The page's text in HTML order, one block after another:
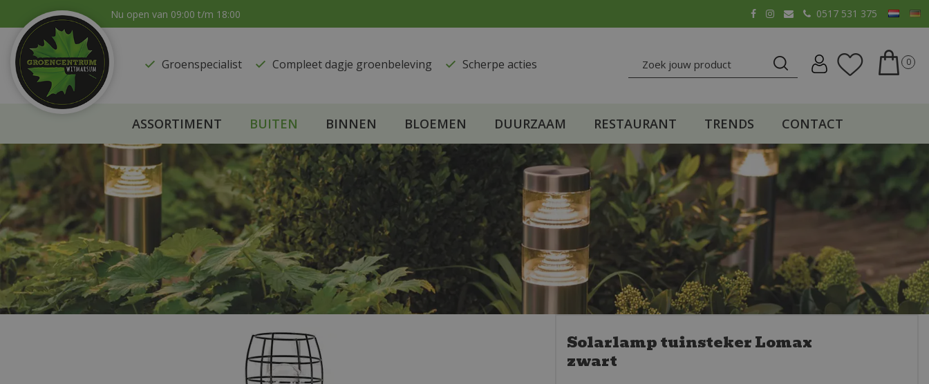
naar
content
Nu open van 09:00 t/m 18:00 0517 531 375
Groenspecialist ​Compleet dagje groenbeleving ​Scherpe acties
ASSORTIMENT BUITEN BINNEN BLOEMEN DUURZAAM RESTAURANT TRENDS CONTACT
Solarlamp tuinsteker Lomax
zwart